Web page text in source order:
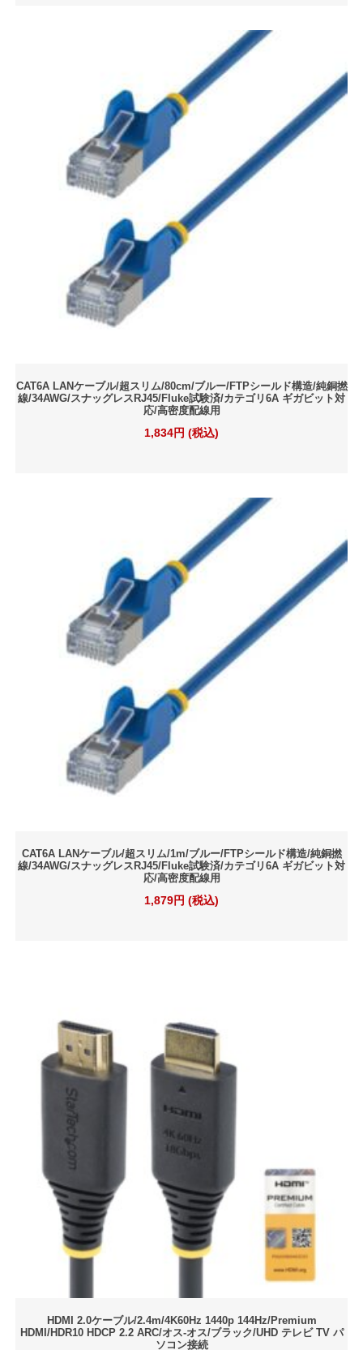
CAT6A LANケーブル/超スリム/80cm/ブルー/FTPシールド構造/純銅撚
線/34AWG/スナッグレスRJ45/Fluke試験済/カテゴリ6A ギガビット対
応/高密度配線用
1,834円 (税込)
CAT6A LANケーブル/超スリム/1m/ブルー/FTPシールド構造/純銅撚
線/34AWG/スナッグレスRJ45/Fluke試験済/カテゴリ6A ギガビット対
応/高密度配線用
1,879円 (税込)
HDMI 2.0ケーブル/2.4m/4K60Hz 1440p 144Hz/Premium
HDMI/HDR10 HDCP 2.2 ARC/オス-オス/ブラック/UHD テレビ TV パ
ソコン接続